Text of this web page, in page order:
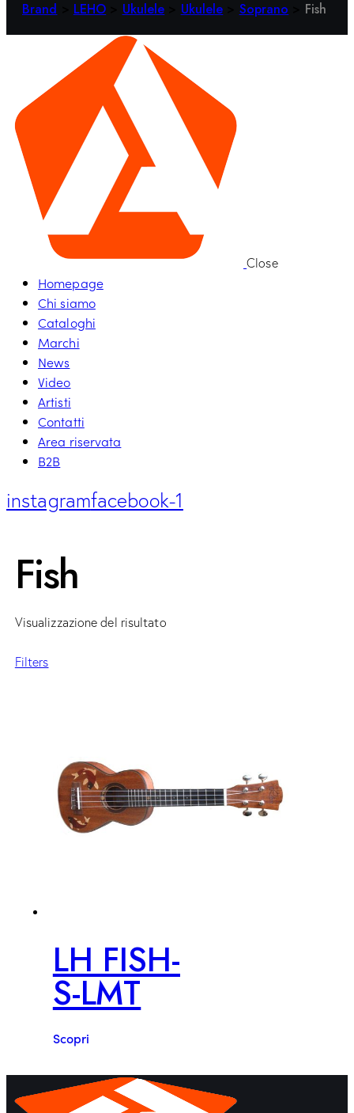
Brand LEHO Ukulele Ukulele Soprano Fish
Close
Homepage
Chi siamo
Cataloghi
Marchi
News
Video
Artisti
Contatti
Area riservata
B2B
instagramfacebook-1
Fish
Visualizzazione del risultato
Filters
LH FISH-
S-LMT
Scopri